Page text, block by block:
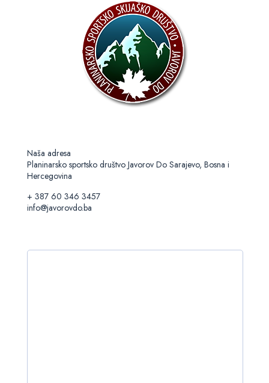
Naša adresa
Planinarsko sportsko društvo Javorov Do Sarajevo, Bosna i
Hercegovina
+ 387 60 346 3457
info@javorovdo.ba